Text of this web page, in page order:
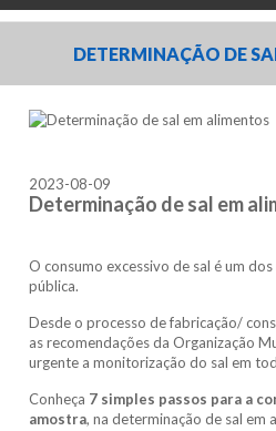
DETERMINAÇÃO DE
2023-08-09
Determinação de sal em
O consumo excessivo de sal é um
pública.
Desde o processo de fabricação/
as recomendações da Organização
urgente a monitorização do sal em
Conheça 7 simples passos para a
amostra, na determinação de sal em